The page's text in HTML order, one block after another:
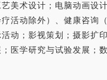
美术设计；电脑动画设
活动除外）、健康咨询
动；影视策划；摄影扩印
医学研究与试验发展；